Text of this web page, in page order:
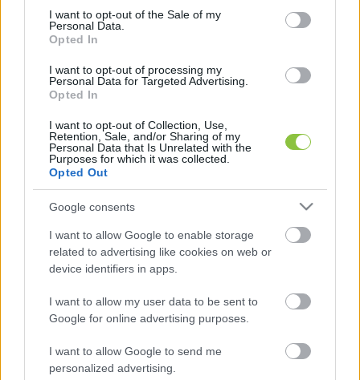
consent section.
I want to opt-out of the Sale of my
Personal Data.
Opted In
I want to opt-out of processing my
Personal Data for Targeted Advertising.
Opted In
I want to opt-out of Collection, Use,
Retention, Sale, and/or Sharing of my
Personal Data that Is Unrelated with the
Purposes for which it was collected.
Opted Out
Google consents
I want to allow Google to enable storage
related to advertising like cookies on web or
device identifiers in apps.
I want to allow my user data to be sent to
Google for online advertising purposes.
I want to allow Google to send me
personalized advertising.
A külügyminiszter szerint ez a beruházás ismét
alátámasztja, hogy Magyarország
„abszolút
globális éllovasi pozícióba”
tekintetében. Mindez szerinte két dolgon
alapszik: a közlekedés elektromos átállásán és
az energiaelőállítás karbonmentessé tételén.
Hozzátette, hogy Magyarországon az ipar is
egyre több naperőművet épít és használ, a
tervek szerint pedig a Debrecenben épülő
naperőmű az energiaigények több mint
negyedét fogja kiszolgálni. Hozzátette a
kormány olyan döntéseket igyekszik hozni, hogy
abból a BMW, Magyarország, Debrecen és a
debreceni emberek is profitáljanak.